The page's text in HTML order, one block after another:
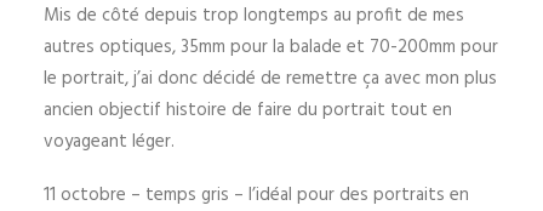
Mis de côté depuis trop longtemps au profit de mes
autres optiques, 35mm pour la balade et 70-200mm pour
le portrait, j’ai donc décidé de remettre ça avec mon plus
ancien objectif histoire de faire du portrait tout en
voyageant léger.
11 octobre – temps gris – l’idéal pour des portraits en